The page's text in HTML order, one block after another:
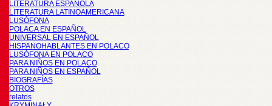
LITERATURA ESPAÑOLA
LITERATURA LATINOAMERICANA
LUSÓFONA
POLACA EN ESPAÑOL
UNIVERSAL EN ESPAÑOL
HISPANOHABLANTES EN POLACO
LUSÓFONA EN POLACO
PARA NIÑOS EN POLACO
PARA NIÑOS EN ESPAÑOL
BIOGRAFÍAS
OTROS
relatos